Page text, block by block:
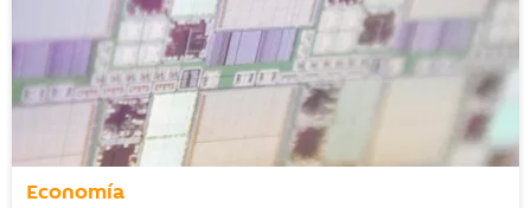
Economía